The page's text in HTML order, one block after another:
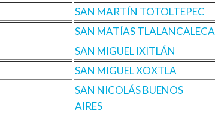
SAN MARTÍN TOTOLTEPEC
SAN MATÍAS TLALANCALECA
SAN MIGUEL IXITLÁN
SAN MIGUEL XOXTLA
SAN NICOLÁS BUENOS
AIRES